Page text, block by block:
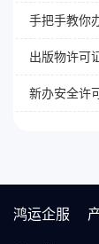
出版物许可
新办安全许
鸿运企服